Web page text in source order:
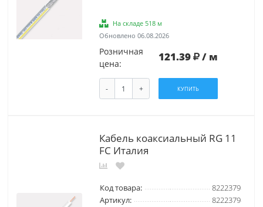
На складе 518 м
Обновлено 06.08.2026
Розничная
цена:
121.39 / м
- + КУПИТЬ
Кабель коаксиальный RG 11
FC Италия
Код товара:
8222379
Артикул:
8222379